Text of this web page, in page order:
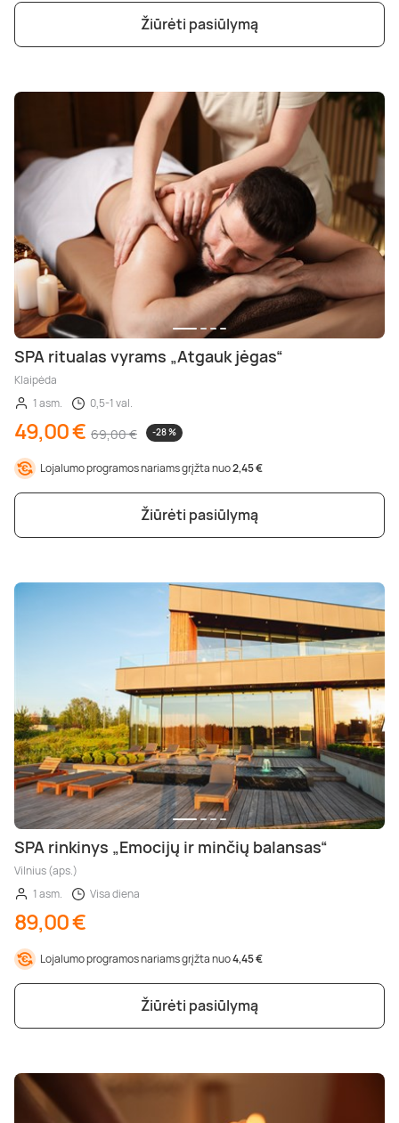
Žiūrėti pasiūlymą
SPA ritualas vyrams „Atgauk jėgas“
Klaipėda
1 asm.
0,5-1 val.
49,00 € 69,00 € -28 %
Lojalumo programos nariams grįžta nuo2,45 €
Žiūrėti pasiūlymą
SPA rinkinys „Emocijų ir minčių balansas“
Vilnius (aps.)
1 asm.
Visa diena
89,00 €
Lojalumo programos nariams grįžta nuo4,45 €
Žiūrėti pasiūlymą